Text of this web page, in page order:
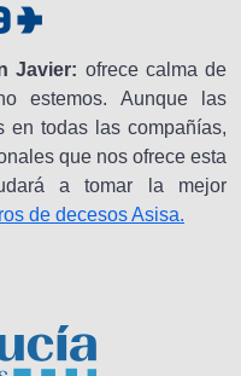
Javier: ofrece calma de
estemos. Aunque las
en todas las compañías,
que nos ofrece esta
a tomar la mejor
de decesos Asisa.